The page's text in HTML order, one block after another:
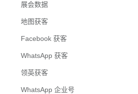
展会数据
地图获客
Facebook 获客
WhatsApp 获客
领英获客
WhatsApp 企业号